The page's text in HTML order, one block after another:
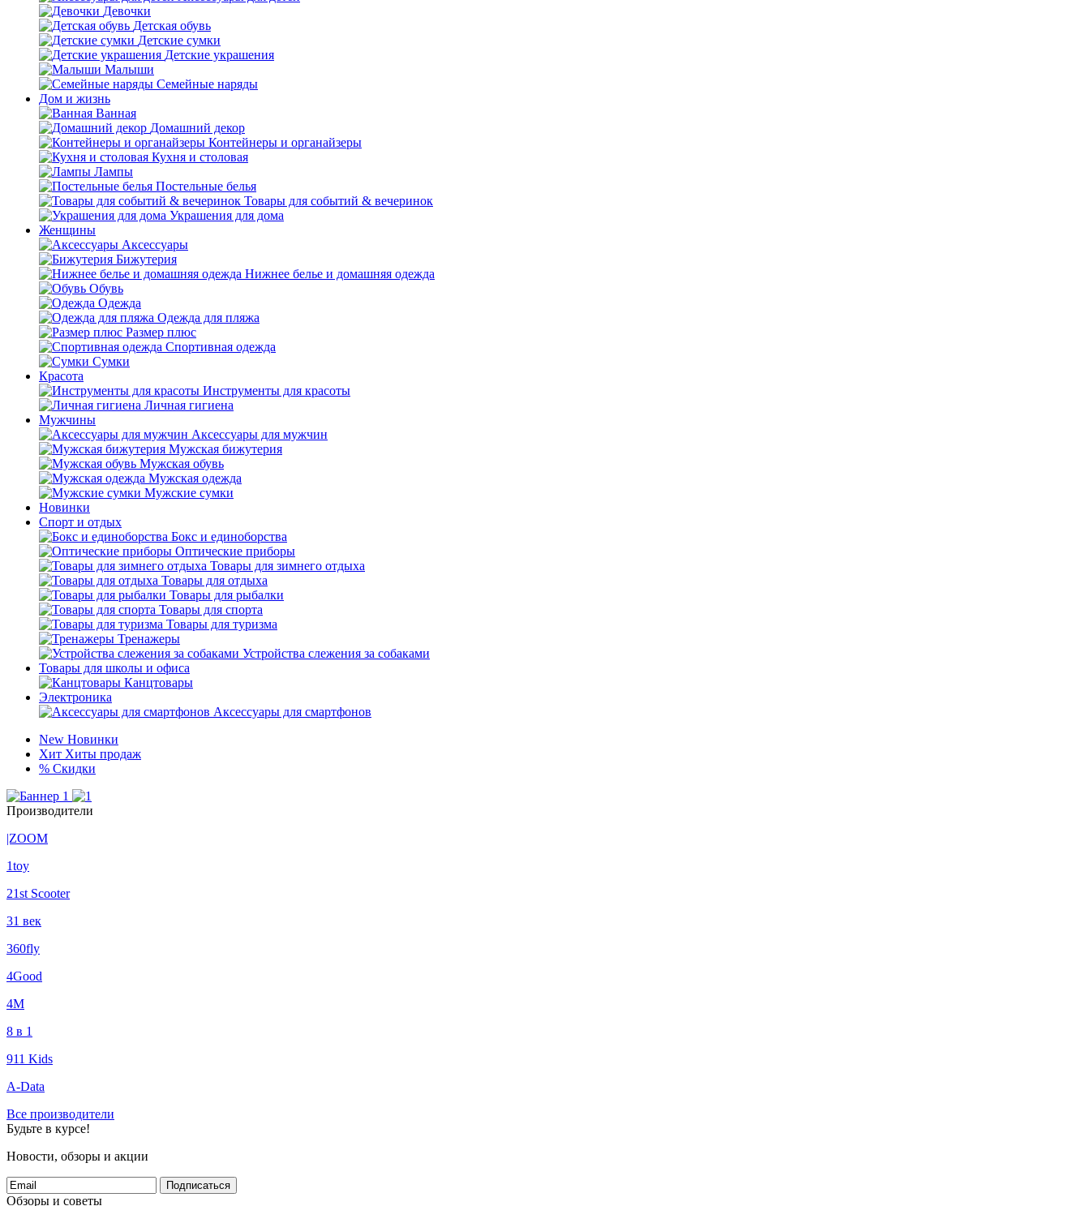
Девочки
Детская обувь
Детские сумки
Детские украшения
Малыши
Семейные наряды
Дом и жизнь
Ванная
Домашний декор
Контейнеры и органайзеры
Кухня и столовая
Лампы
Постельные белья
Товары для событий & вечеринок
Украшения для дома
Женщины
Аксессуары
Бижутерия
Нижнее белье и домашняя одежда
Обувь
Одежда
Одежда для пляжа
Размер плюс
Спортивная одежда
Сумки
Красота
Инструменты для красоты
Личная гигиена
Мужчины
Аксессуары для мужчин
Мужская бижутерия
Мужская обувь
Мужская одежда
Мужские сумки
Новинки
Спорт и отдых
Бокс и единоборства
Оптические приборы
Товары для зимнего отдыха
Товары для отдыха
Товары для рыбалки
Товары для спорта
Товары для туризма
Тренажеры
Устройства слежения за собаками
Товары для школы и офиса
Канцтовары
Электроника
Аксессуары для смартфонов
New Новинки
Хит Хиты продаж
% Скидки
Производители
|ZOOM
1toy
21st Scooter
31 век
360fly
4Good
4М
8 в 1
911 Kids
A-Data
Все производители
Будьте в курсе!
Новости, обзоры и акции
Подписаться
Обзоры и советы